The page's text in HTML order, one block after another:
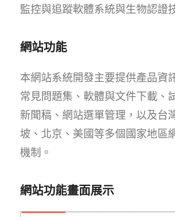
監控與追蹤軟體系統與生物認證
網站功能
本網站系統開發主要提供產品資
常見問題集、軟體與文件下載、
新聞稿、網站選單管理，以及台
坡、北京、美國等多個國家地區
機制。
網站功能畫面展示